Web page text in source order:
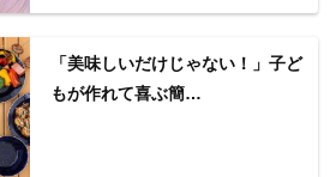
「美味しいだけじゃない！」子ど
もが作れて喜ぶ簡…